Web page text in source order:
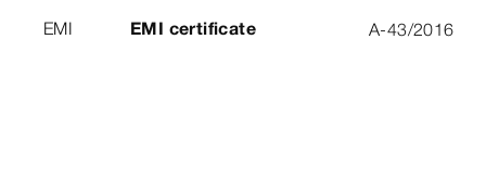
EMI EMI certificate A-43/2016